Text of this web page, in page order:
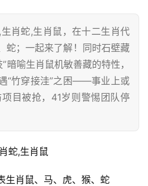
肖蛇,生肖鼠，在十二生肖代
蛇；一起来了解！同时石壁藏
暗喻生肖鼠机敏善藏的特性，
“竹穿接洼”之困——事业上或
目被抢，41岁则警惕团队停
蛇,生肖鼠
生肖鼠、马、虎、猴、蛇